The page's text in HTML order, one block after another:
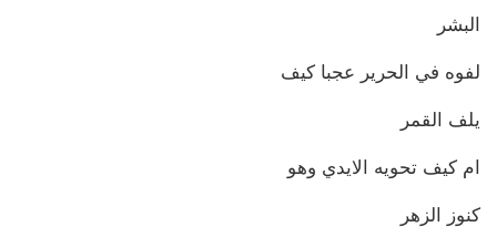
البشر
لفوه في الحرير عجبا كيف
يلف القمر
ام كيف تحويه الايدي وهو
كنوز الزهر